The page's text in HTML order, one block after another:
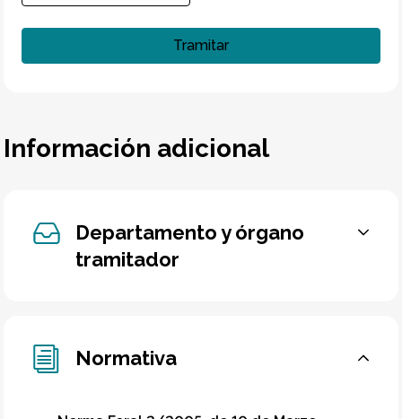
Tramitar
Información adicional
Departamento y órgano
tramitador
Normativa